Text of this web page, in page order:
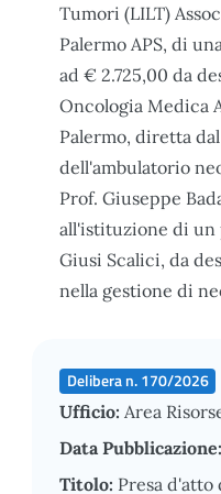
Tumori (LILT)
Palermo APS, di
ad € 2.725,00 da
Oncologia Medica
Palermo, diretta
dell'ambulatorio
Prof. Giuseppe
all'istituzione di un
Giusi Scalici, da
nella gestione di
Delibera n. 170/2026
Ufficio: Area
Data Pubblicazione:
Titolo: Presa d'atto